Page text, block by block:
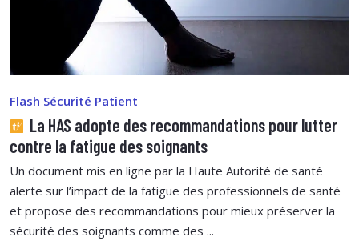
Flash Sécurité Patient
La HAS adopte des recommandations pour lutter
contre la fatigue des soignants
Un document mis en ligne par la Haute Autorité de santé
alerte sur l’impact de la fatigue des professionnels de santé
et propose des recommandations pour mieux préserver la
sécurité des soignants comme des ...